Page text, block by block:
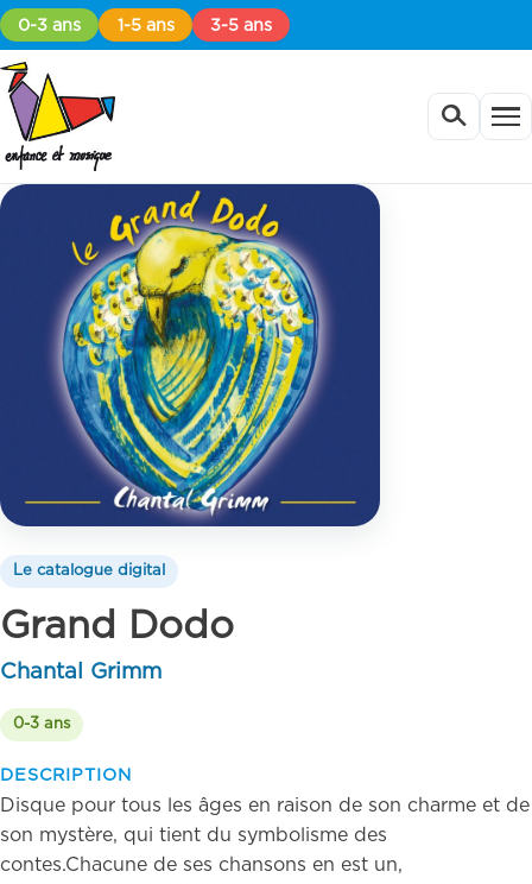
0-3 ans 1-5 ans 3-5 ans
Le catalogue digital
Grand Dodo
Chantal Grimm
0-3 ans
DESCRIPTION
Disque pour tous les âges en raison de son charme et de
son mystère, qui tient du symbolisme des
contes.Chacune de ses chansons en est un,